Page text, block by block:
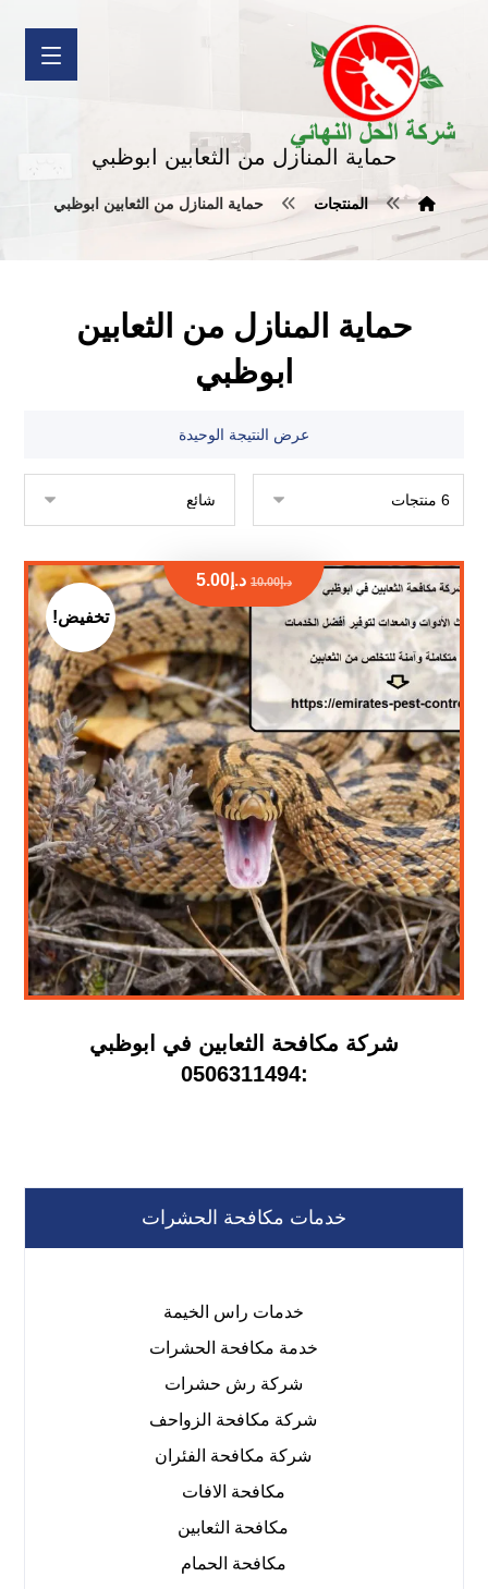
حماية المنازل من الثعابين ابوظبي
المنتجات حماية المنازل من الثعابين ابوظبي
حماية المنازل من الثعابين
ابوظبي
عرض النتيجة الوحيدة
شركة مكافحة الثعابين في ابوظبي
:0506311494
د.إ10.00 د.إ 5.00
تخفيض!
خدمات مكافحة الحشرات
خدمات راس الخيمة
خدمة مكافحة الحشرات
شركة رش حشرات
شركة مكافحة الزواحف
شركة مكافحة الفئران
مكافحة الافات
مكافحة الثعابين
مكافحة الحمام